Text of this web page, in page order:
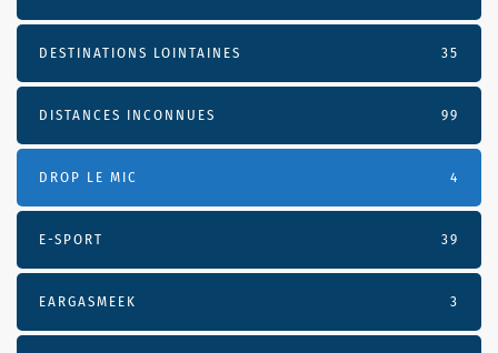
DESTINATIONS LOINTAINES 35
DISTANCES INCONNUES 99
DROP LE MIC 4
E-SPORT 39
EARGASMEEK 3